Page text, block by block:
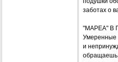
заботах о
"МАРЕА" В
Умеренные
и
обращаешь